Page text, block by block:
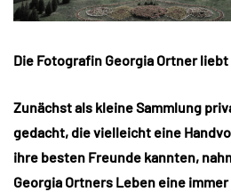
Die Fotografin Georgia Ortner
Zunächst als kleine Sammlung
gedacht, die vielleicht eine
ihre besten Freunde kannten,
Georgia Ortners Leben eine